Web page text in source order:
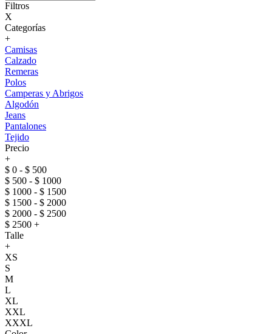
Filtros
X
Categorías
+
Camisas
Calzado
Remeras
Polos
Camperas y Abrigos
Algodón
Jeans
Pantalones
Tejido
Precio
+
$ 0 - $ 500
$ 500 - $ 1000
$ 1000 - $ 1500
$ 1500 - $ 2000
$ 2000 - $ 2500
$ 2500 +
Talle
+
XS
S
M
L
XL
XXL
XXXL